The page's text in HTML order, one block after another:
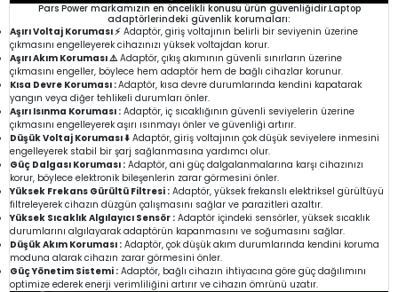
Pars Power markamızın en öncelikli konusu ürün güvenliğidir.Laptop
adaptörlerindeki güvenlik korumaları:
Aşırı Voltaj Koruması ⚡ Adaptör, giriş voltajının belirli bir seviyenin üzerine
çıkmasını engelleyerek cihazınızı yüksek voltajdan korur.
Aşırı Akım Koruması ⚠️Adaptör, çıkış akımının güvenli sınırların üzerine
çıkmasını engeller, böylece hem adaptör hem de bağlı cihazlar korunur.
Kısa Devre Koruması :Adaptör, kısa devre durumlarında kendini kapatarak
yangın veya diğer tehlikeli durumları önler.
Aşırı Isınma Koruması : Adaptör, iç sıcaklığının güvenli seviyelerin üzerine
çıkmasını engelleyerek aşırı ısınmayı önler ve güvenliği artırır.
Düşük Voltaj Koruması ⬇️ Adaptör, giriş voltajının çok düşük seviyelere inmesini
engelleyerek stabil bir şarj sağlanmasına yardımcı olur.
Güç Dalgası Koruması : Adaptör, ani güç dalgalanmalarına karşı cihazınızı
korur, böylece elektronik bileşenlerin zarar görmesini önler.
Yüksek Frekans Gürültü Filtresi : Adaptör, yüksek frekanslı elektriksel gürültüyü
filtreleyerek cihazın düzgün çalışmasını sağlar ve parazitleri azaltır.
Yüksek Sıcaklık Algılayıcı Sensör : Adaptör içindeki sensörler, yüksek sıcaklık
durumlarını algılayarak adaptörün kapanmasını ve soğumasını sağlar.
Düşük Akım Koruması : Adaptör, çok düşük akım durumlarında kendini koruma
moduna alarak cihazın zarar görmesini önler.
Güç Yönetim Sistemi : Adaptör, bağlı cihazın ihtiyacına göre güç dağılımını
optimize ederek enerji verimliliğini artırır ve cihazın ömrünü uzatır.